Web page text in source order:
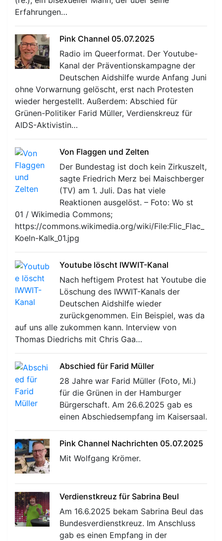
Erfahrungen…
Pink Channel 05.07.2025
Radio im Queerformat. Der Youtube-
Kanal der Präventionskampagne der
Deutschen Aidshilfe wurde Anfang Juni
ohne Vorwarnung gelöscht, erst nach Protesten
wieder hergestellt. Außerdem: Abschied für
Grünen-Politiker Farid Müller, Verdienskreuz für
AIDS-Aktivistin…
Von Flaggen und Zelten
Der Bundestag ist doch kein Zirkuszelt,
sagte Friedrich Merz bei Maischberger
(TV) am 1. Juli. Das hat viele
Reaktionen ausgelöst. – Foto: Wo st
01 / Wikimedia Commons;
https://commons.wikimedia.org/wiki/File:Flic_Flac_
Koeln-Kalk_01.jpg
Youtube löscht IWWIT-Kanal
Nach heftigem Protest hat Youtube die
Löschung des IWWIT-Kanals der
Deutschen Aidshilfe wieder
zurückgenommen. Ein Beispiel, was da
auf uns alle zukommen kann. Interview von
Thomas Diedrichs mit Chris Gaa…
Abschied für Farid Müller
28 Jahre war Farid Müller (Foto, Mi.)
für die Grünen in der Hamburger
Bürgerschaft. Am 26.6.2025 gab es
einen Abschiedsempfang im Kaisersaal.
Pink Channel Nachrichten 05.07.2025
Mit Wolfgang Krömer.
Verdienstkreuz für Sabrina Beul
Am 16.6.2025 bekam Sabrina Beul das
Bundesverdienstkreuz. Im Anschluss
gab es einen Empfang in der